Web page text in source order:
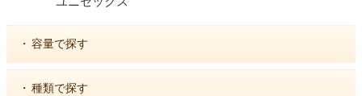
・ 容量で探す
・ 種類で探す